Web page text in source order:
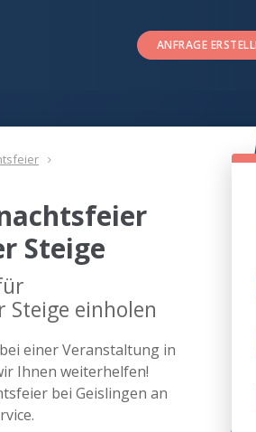
ANFRAGE
Steige
einholen
einer Veranstaltung in
Ihnen weiterhelfen!
bei Geislingen an